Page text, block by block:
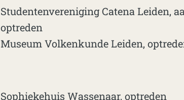
Studentenvereniging Catena Leiden,
optreden
Museum Volkenkunde Leiden,
Sophiekehuis Wassenaar, optreden